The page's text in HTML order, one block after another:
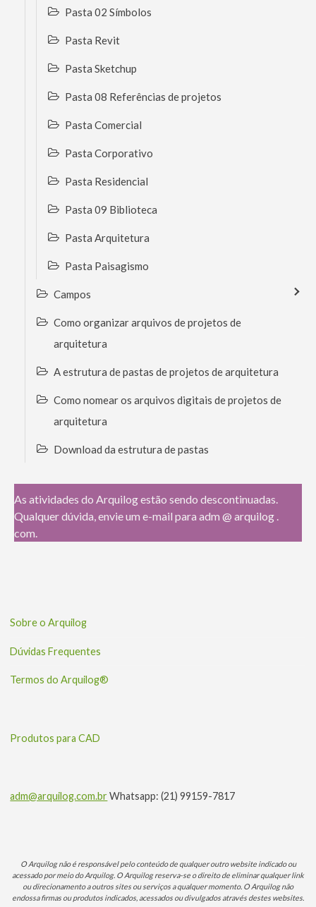
Pasta 02 Símbolos
Pasta Revit
Pasta Sketchup
Pasta 08 Referências de projetos
Pasta Comercial
Pasta Corporativo
Pasta Residencial
Pasta 09 Biblioteca
Pasta Arquitetura
Pasta Paisagismo
Campos
Como organizar arquivos de projetos de
arquitetura
A estrutura de pastas de projetos de arquitetura
Como nomear os arquivos digitais de projetos de
arquitetura
Download da estrutura de pastas
As atividades do Arquilog estão sendo descontinuadas.
Qualquer dúvida, envie um e-mail para adm @ arquilog .
com.
Sobre o Arquilog
Dúvidas Frequentes
Termos do Arquilog®
Produtos para CAD
adm@arquilog.com.brWhatsapp: (21) 99159-7817
O Arquilog não é responsável pelo conteúdo de qualquer outro website indicado ou
acessado por meio do Arquilog. O Arquilog reserva-se o direito de eliminar qualquer link
ou direcionamento a outros sites ou serviços a qualquer momento. O Arquilog não
endossa firmas ou produtos indicados, acessados ou divulgados através destes websites.